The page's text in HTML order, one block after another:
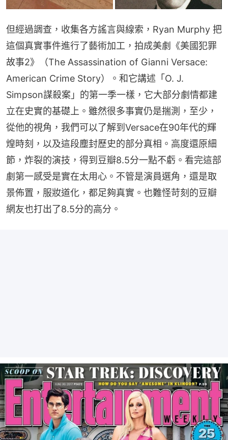
但經過調查，收集各方謠言與線索，Ryan Murphy 把
這個真實事件進行了藝術加工，拍成美劇《美國犯罪
故事2》（The Assassination of Gianni Versace:
American Crime Story）。和它講述「O. J.
Simpson謀殺案」的第一季一樣，它大部分劇情都建
立在史實的基礎上。雖然很多事實仍是揣測，至少，
從他的視角，我們可以了解到Versace在90年代的輝
煌時刻，以及這段塵封歷史的部分真相。高度還原細
節，炸裂的演技，得到豆瓣8.5分一點不虧。看完這部
劇第一感受是實在太用心。不管是演員選角，還是取
景佈置，服妝道化，都足夠真實。也難怪苛刻的豆瓣
網友也打出了8.5分的高分。